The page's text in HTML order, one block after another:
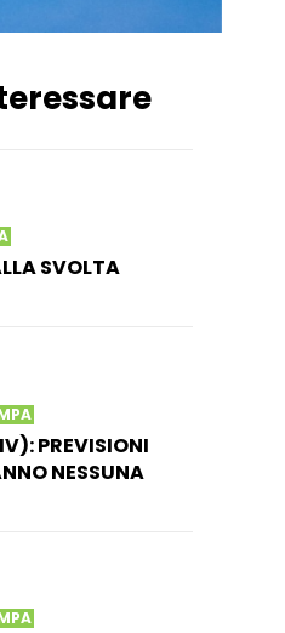
SVOLTA
PREVISIONI
NESSUNA